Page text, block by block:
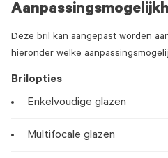
Deze bril kan aangepast worden
hieronder welke
Brilopties
Enkelvoudige glazen
Multifocale glazen